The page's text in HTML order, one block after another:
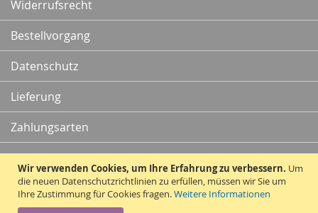
Wir verwenden Cookies, um Ihre Erfahrung zu verbessern. Um
die neuen Datenschutzrichtlinien zu erfüllen, müssen wir Sie um
Ihre Zustimmung für Cookies fragen.Weitere Informationen
Widerrufsrecht
Bestellvorgang
Datenschutz
Lieferung
Zahlungsarten
Kontakt
Vertrag widerrufen